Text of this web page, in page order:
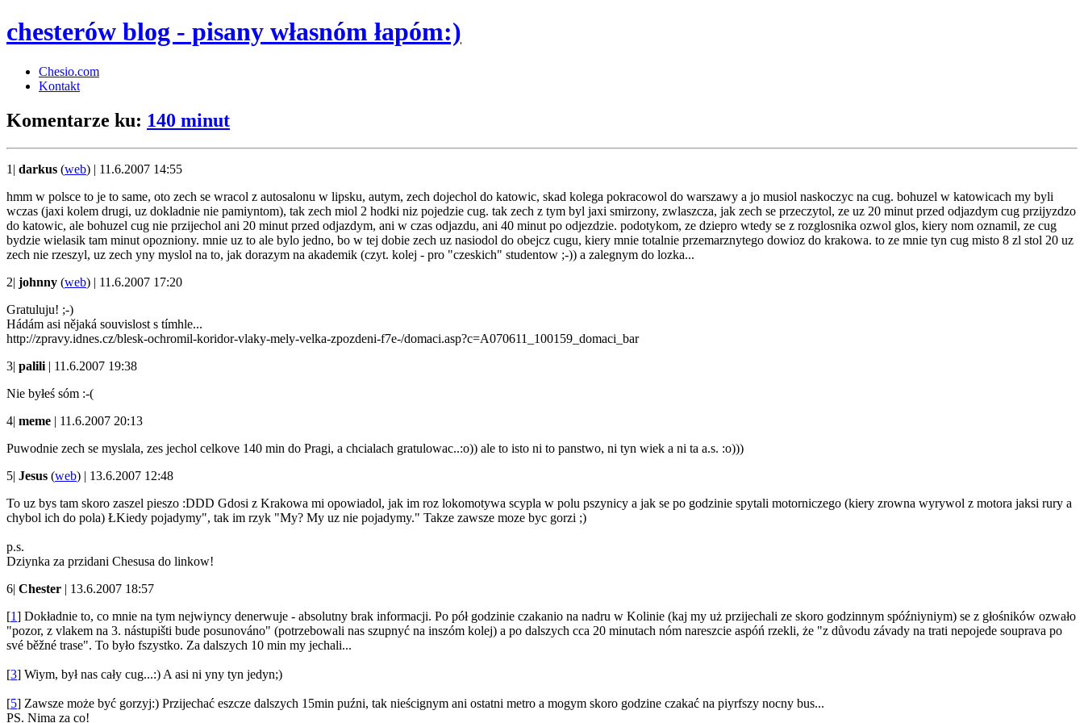
chesterów blog - pisany własnóm łapóm:)
Chesio.com
Kontakt
Komentarze ku: 140 minut
1| darkus (web) | 11.6.2007 14:55
hmm w polsce to je to same, oto zech se wracol z autosalonu w lipsku, autym, zech dojechol do katowic, skad kolega pokracowol do warszawy a jo musiol naskoczyc na cug. bohuzel w katowicach my byli
wczas (jaxi kolem drugi, uz dokladnie nie pamiyntom), tak zech miol 2 hodki niz pojedzie cug. tak zech z tym byl jaxi smirzony, zwlaszcza, jak zech se przeczytol, ze uz 20 minut przed odjazdym cug przijyzdzo
do katowic, ale bohuzel cug nie przijechol ani 20 minut przed odjazdym, ani w czas odjazdu, ani 40 minut po odjezdzie. podotykom, ze dziepro wtedy se z rozglosnika ozwol glos, kiery nom oznamil, ze cug
bydzie wielasik tam minut opozniony. mnie uz to ale bylo jedno, bo w tej dobie zech uz nasiodol do obejcz cugu, kiery mnie totalnie przemarznytego dowioz do krakowa. to ze mnie tyn cug misto 8 zl stol 20 uz
zech nie rzeszyl, uz zech yny myslol na to, jak dorazym na akademik (czyt. kolej - pro "czeskich" studentow ;-)) a zalegnym do lozka...
2| johnny (web) | 11.6.2007 17:20
Gratuluju! ;-)
Hádám asi nějaká souvislost s tímhle...
http://zpravy.idnes.cz/blesk-ochromil-koridor-vlaky-mely-velka-zpozdeni-f7e-/domaci.asp?c=A070611_100159_domaci_bar
3| palili | 11.6.2007 19:38
Nie byłeś sóm :-(
4| meme | 11.6.2007 20:13
Puwodnie zech se myslala, zes jechol celkove 140 min do Pragi, a chcialach gratulowac..:o)) ale to isto ni to panstwo, ni tyn wiek a ni ta a.s. :o)))
5| Jesus (web) | 13.6.2007 12:48
To uz bys tam skoro zaszel pieszo :DDD Gdosi z Krakowa mi opowiadol, jak im roz lokomotywa scypla w polu pszynicy a jak se po godzinie spytali motorniczego (kiery zrowna wyrywol z motora jaksi rury a
chybol ich do pola) ŁKiedy pojadymy", tak im rzyk "My? My uz nie pojadymy." Takze zawsze moze byc gorzi ;)
p.s.
Dziynka za przidani Chesusa do linkow!
6| Chester | 13.6.2007 18:57
[1] Dokładnie to, co mnie na tym nejwiyncy denerwuje - absolutny brak informacji. Po pół godzinie czakanio na nadru w Kolinie (kaj my uż przijechali ze skoro godzinnym spóźniyniym) se z głośników ozwało
"pozor, z vlakem na 3. nástupišti bude posunováno" (potrzebowali nas szupnyć na inszóm kolej) a po dalszych cca 20 minutach nóm nareszcie aspóń rzekli, że "z důvodu závady na trati nepojede souprava po
své běžné trase". To było fszystko. Za dalszych 10 min my jechali...
[3] Wiym, był nas cały cug...:) A asi ni yny tyn jedyn;)
[5] Zawsze może być gorzyj:) Przijechać eszcze dalszych 15min puźni, tak nieścignym ani ostatni metro a mogym skoro godzine czakać na piyrfszy nocny bus...
PS. Nima za co!